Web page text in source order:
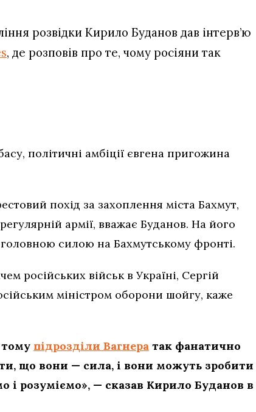
розвідки Кирило Буданов дав інтерв’ю
, де розповів про те, чому росіяни так
політичні амбіції євгена пригожина
похід за захоплення міста Бахмут,
армії, вважає Буданов. На його
головною силою на Бахмутському фронті.
російських військ в Україні, Сергій
міністром оборони шойгу, каже
підрозділи Вагнера так фанатично
що вони — сила, і вони можуть зробити
і розуміємо», — сказав Кирило Буданов в